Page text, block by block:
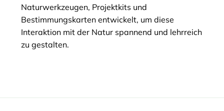
Naturwerkzeugen, Projektkits und
Bestimmungskarten entwickelt, um diese
Interaktion mit der Natur spannend und lehrreich
zu gestalten.